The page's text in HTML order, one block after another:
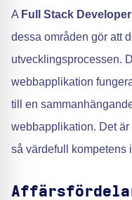
A Full Stack
dessa områden gör att
utvecklingsprocessen.
webbapplikation
till en
webbapplikation. Det är
så värdefull kompetens